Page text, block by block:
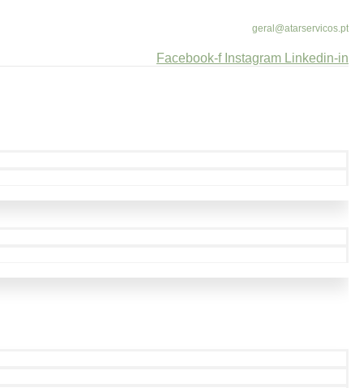
geral@atarservicos.pt
Facebook-f Instagram Linkedin-in